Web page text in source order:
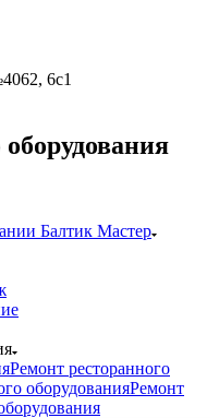
6с1
Балтик Мастер
Ремонт ресторанного
оборудованияРемонт
оборудования;
области;
запчасти.